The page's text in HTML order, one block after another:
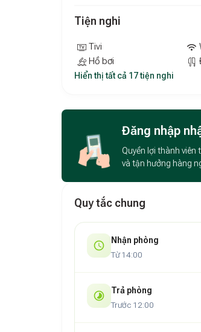
Tiện nghi
Tivi
Hồ bơi
Hiển thị tất cả 17 tiện nghi
Đăng nhập
Quyền lợi thành
và tận hưởng hàng
Quy tắc chung
Nhận phòng
Từ 14:00
Trả phòng
Trước 12:00